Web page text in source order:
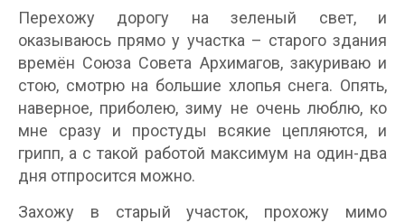
Перехожу дорогу на зеленый свет, и
оказываюсь прямо у участка – старого здания
времён Союза Совета Архимагов, закуриваю и
стою, смотрю на большие хлопья снега. Опять,
наверное, приболею, зиму не очень люблю, ко
мне сразу и простуды всякие цепляются, и
грипп, а с такой работой максимум на один-два
дня отпросится можно.
Захожу в старый участок, прохожу мимо